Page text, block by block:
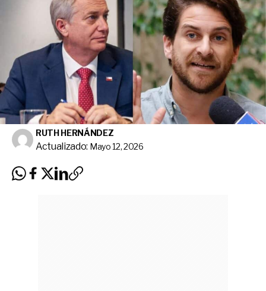
RUTH HERNÁNDEZ
Actualizado: Mayo 12, 2026